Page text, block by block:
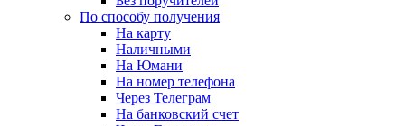
По способу получения
На карту
Наличными
На Юмани
На номер телефона
Через Телеграм
На банковский счет